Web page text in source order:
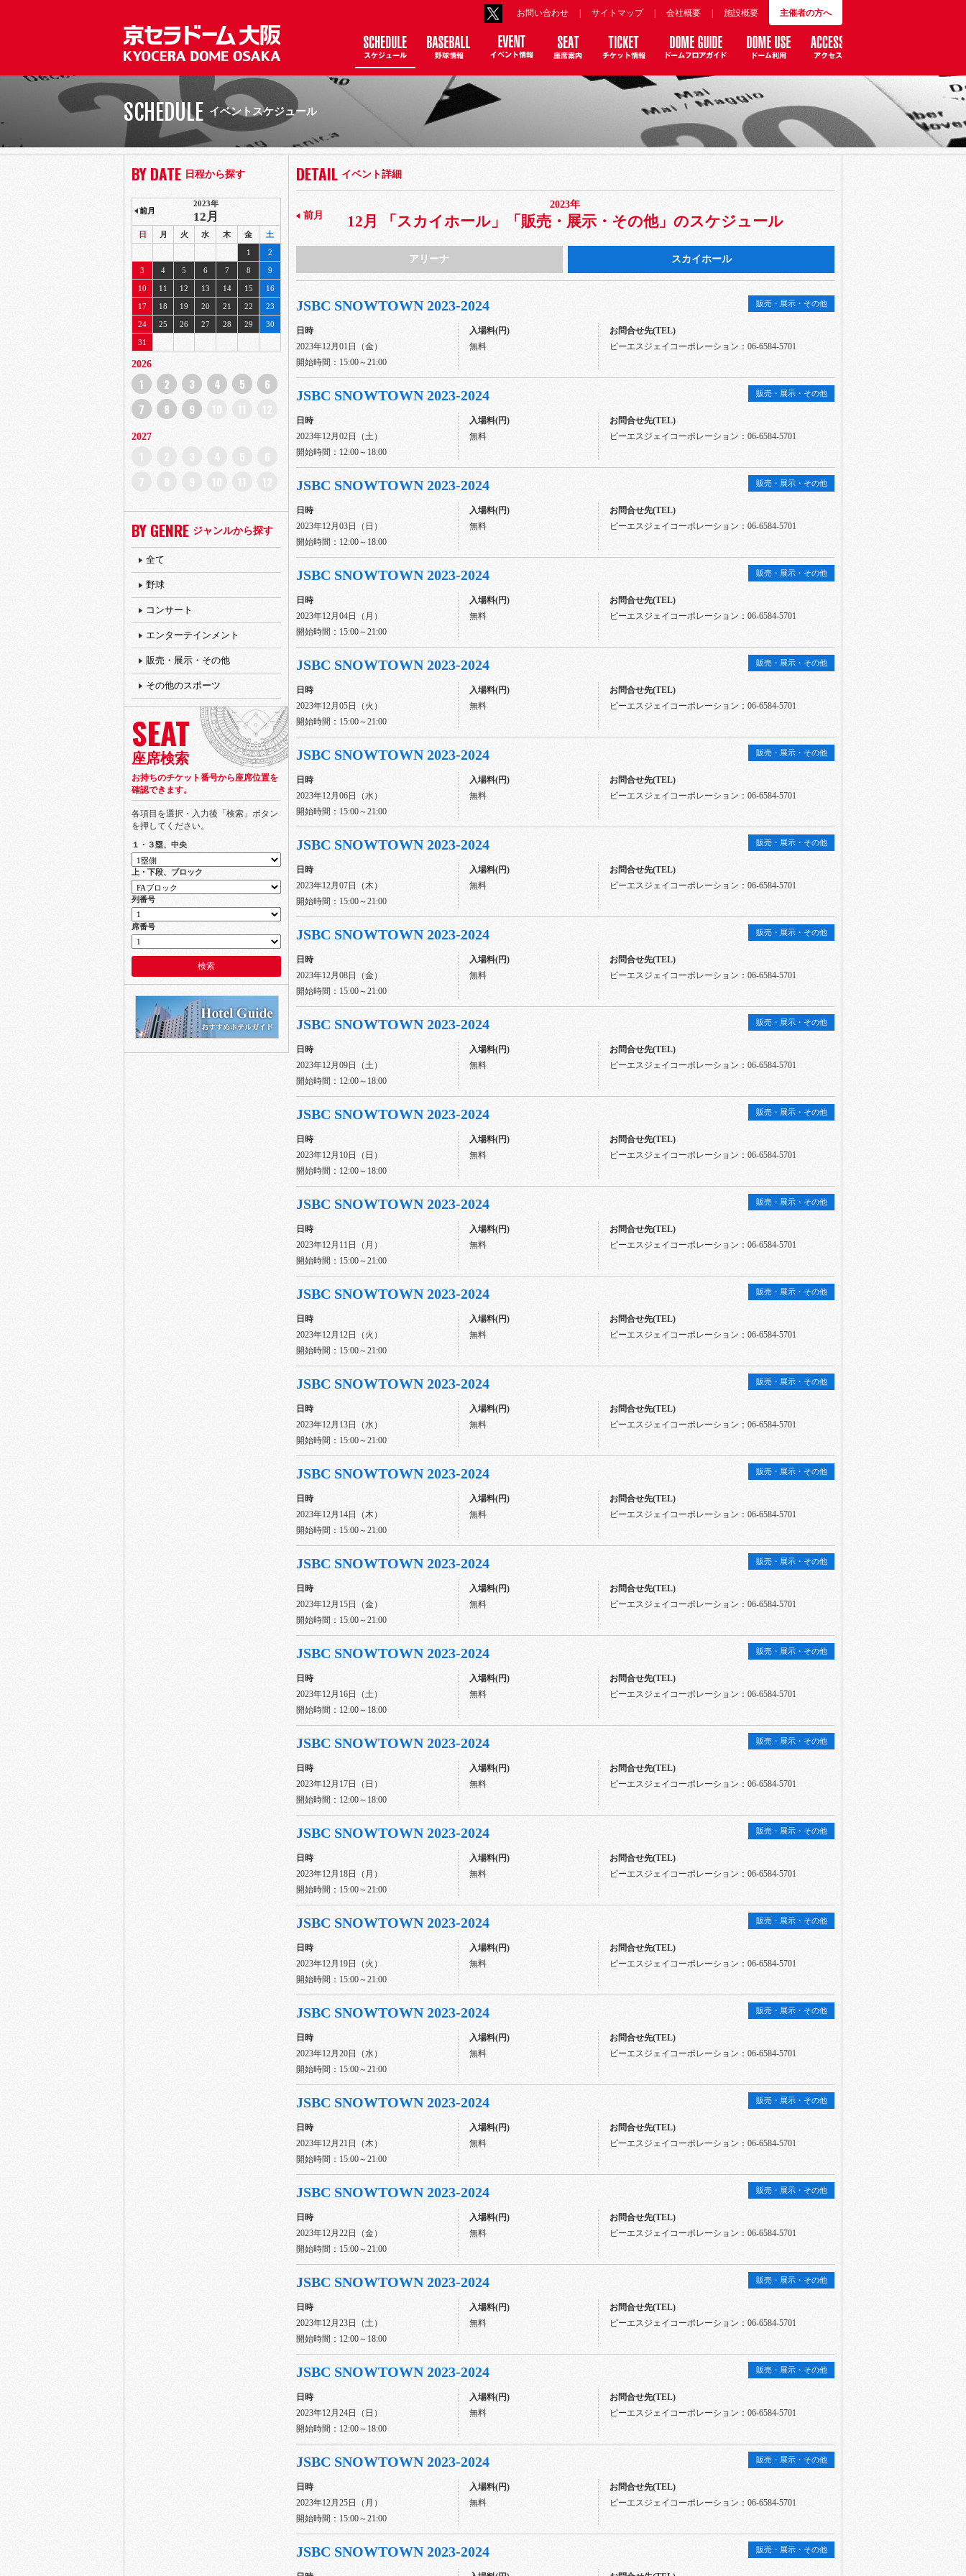
主催者の方へ
施設概要
会社概要
サイトマップ
お問い合わせ
SCHEDULE イベントスケジュール
DETAIL イベント詳細
前月
2023年
12月 「スカイホール」「販売・展示・その他」のスケジュール
アリーナ スカイホール
JSBC SNOWTOWN 2023-2024 販売・展示・その他
日時
2023年12月01日（金）
開始時間：15:00～21:00
入場料(円)
無料
お問合せ先(TEL)
ピーエスジェイコーポレーション：06-6584-5701
JSBC SNOWTOWN 2023-2024 販売・展示・その他
日時
2023年12月02日（土）
開始時間：12:00～18:00
入場料(円)
無料
お問合せ先(TEL)
ピーエスジェイコーポレーション：06-6584-5701
JSBC SNOWTOWN 2023-2024 販売・展示・その他
日時
2023年12月03日（日）
開始時間：12:00～18:00
入場料(円)
無料
お問合せ先(TEL)
ピーエスジェイコーポレーション：06-6584-5701
JSBC SNOWTOWN 2023-2024 販売・展示・その他
日時
2023年12月04日（月）
開始時間：15:00～21:00
入場料(円)
無料
お問合せ先(TEL)
ピーエスジェイコーポレーション：06-6584-5701
JSBC SNOWTOWN 2023-2024 販売・展示・その他
日時
2023年12月05日（火）
開始時間：15:00～21:00
入場料(円)
無料
お問合せ先(TEL)
ピーエスジェイコーポレーション：06-6584-5701
JSBC SNOWTOWN 2023-2024 販売・展示・その他
日時
2023年12月06日（水）
開始時間：15:00～21:00
入場料(円)
無料
お問合せ先(TEL)
ピーエスジェイコーポレーション：06-6584-5701
JSBC SNOWTOWN 2023-2024 販売・展示・その他
日時
2023年12月07日（木）
開始時間：15:00～21:00
入場料(円)
無料
お問合せ先(TEL)
ピーエスジェイコーポレーション：06-6584-5701
JSBC SNOWTOWN 2023-2024 販売・展示・その他
日時
2023年12月08日（金）
開始時間：15:00～21:00
入場料(円)
無料
お問合せ先(TEL)
ピーエスジェイコーポレーション：06-6584-5701
JSBC SNOWTOWN 2023-2024 販売・展示・その他
日時
2023年12月09日（土）
開始時間：12:00～18:00
入場料(円)
無料
お問合せ先(TEL)
ピーエスジェイコーポレーション：06-6584-5701
JSBC SNOWTOWN 2023-2024 販売・展示・その他
日時
2023年12月10日（日）
開始時間：12:00～18:00
入場料(円)
無料
お問合せ先(TEL)
ピーエスジェイコーポレーション：06-6584-5701
JSBC SNOWTOWN 2023-2024 販売・展示・その他
日時
2023年12月11日（月）
開始時間：15:00～21:00
入場料(円)
無料
お問合せ先(TEL)
ピーエスジェイコーポレーション：06-6584-5701
JSBC SNOWTOWN 2023-2024 販売・展示・その他
日時
2023年12月12日（火）
開始時間：15:00～21:00
入場料(円)
無料
お問合せ先(TEL)
ピーエスジェイコーポレーション：06-6584-5701
JSBC SNOWTOWN 2023-2024 販売・展示・その他
日時
2023年12月13日（水）
開始時間：15:00～21:00
入場料(円)
無料
お問合せ先(TEL)
ピーエスジェイコーポレーション：06-6584-5701
JSBC SNOWTOWN 2023-2024 販売・展示・その他
日時
2023年12月14日（木）
開始時間：15:00～21:00
入場料(円)
無料
お問合せ先(TEL)
ピーエスジェイコーポレーション：06-6584-5701
JSBC SNOWTOWN 2023-2024 販売・展示・その他
日時
2023年12月15日（金）
開始時間：15:00～21:00
入場料(円)
無料
お問合せ先(TEL)
ピーエスジェイコーポレーション：06-6584-5701
JSBC SNOWTOWN 2023-2024 販売・展示・その他
日時
2023年12月16日（土）
開始時間：12:00～18:00
入場料(円)
無料
お問合せ先(TEL)
ピーエスジェイコーポレーション：06-6584-5701
JSBC SNOWTOWN 2023-2024 販売・展示・その他
日時
2023年12月17日（日）
開始時間：12:00～18:00
入場料(円)
無料
お問合せ先(TEL)
ピーエスジェイコーポレーション：06-6584-5701
JSBC SNOWTOWN 2023-2024 販売・展示・その他
日時
2023年12月18日（月）
開始時間：15:00～21:00
入場料(円)
無料
お問合せ先(TEL)
ピーエスジェイコーポレーション：06-6584-5701
JSBC SNOWTOWN 2023-2024 販売・展示・その他
日時
2023年12月19日（火）
開始時間：15:00～21:00
入場料(円)
無料
お問合せ先(TEL)
ピーエスジェイコーポレーション：06-6584-5701
JSBC SNOWTOWN 2023-2024 販売・展示・その他
日時
2023年12月20日（水）
開始時間：15:00～21:00
入場料(円)
無料
お問合せ先(TEL)
ピーエスジェイコーポレーション：06-6584-5701
JSBC SNOWTOWN 2023-2024 販売・展示・その他
日時
2023年12月21日（木）
開始時間：15:00～21:00
入場料(円)
無料
お問合せ先(TEL)
ピーエスジェイコーポレーション：06-6584-5701
JSBC SNOWTOWN 2023-2024 販売・展示・その他
日時
2023年12月22日（金）
開始時間：15:00～21:00
入場料(円)
無料
お問合せ先(TEL)
ピーエスジェイコーポレーション：06-6584-5701
JSBC SNOWTOWN 2023-2024 販売・展示・その他
日時
2023年12月23日（土）
開始時間：12:00～18:00
入場料(円)
無料
お問合せ先(TEL)
ピーエスジェイコーポレーション：06-6584-5701
JSBC SNOWTOWN 2023-2024 販売・展示・その他
日時
2023年12月24日（日）
開始時間：12:00～18:00
入場料(円)
無料
お問合せ先(TEL)
ピーエスジェイコーポレーション：06-6584-5701
JSBC SNOWTOWN 2023-2024 販売・展示・その他
日時
2023年12月25日（月）
開始時間：15:00～21:00
入場料(円)
無料
お問合せ先(TEL)
ピーエスジェイコーポレーション：06-6584-5701
JSBC SNOWTOWN 2023-2024 販売・展示・その他
BY DATE 日程から探す
前月
2023年
12月
日 月 火 水 木 金 土
1 2
3 4 5 6 7 8 9
10 11 12 13 14 15 16
17 18 19 20 21 22 23
24 25 26 27 28 29 30
31
2026
1 2 3 4 5
6
7
8 9 10 11 12
2027
1 2 3 4 5
6
7
8 9 10 11 12
BY GENRE ジャンルから探す
全て
野球
コンサート
エンターテインメント
販売・展示・その他
その他のスポーツ
SEAT
座席検索
お持ちのチケット番号から座席位置を
確認できます。
各項目を選択・入力後「検索」ボタン
を押してください。
１・３塁、中央
上・下段、ブロック
列番号
席番号